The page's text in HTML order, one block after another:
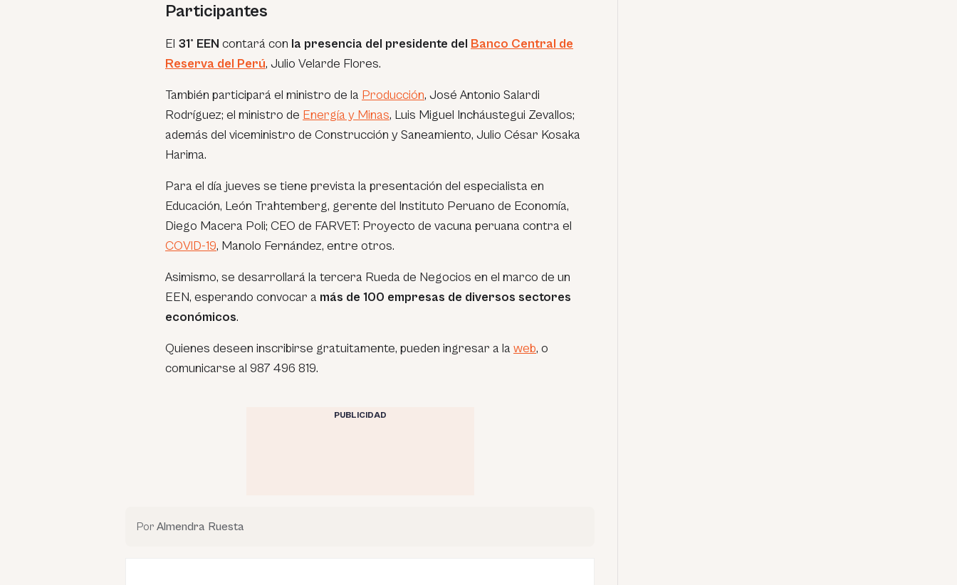
Participantes
El 31° EEN contará con la presencia del presidente del Banco Central de
Reserva del Perú, Julio Velarde Flores.
También participará el ministro de la Producción, José Antonio Salardi
Rodríguez; el ministro de Energía y Minas, Luis Miguel Incháustegui Zevallos;
además del viceministro de Construcción y Saneamiento, Julio César Kosaka
Harima.
Para el día jueves se tiene prevista la presentación del especialista en
Educación, León Trahtemberg, gerente del Instituto Peruano de Economía,
Diego Macera Poli; CEO de FARVET: Proyecto de vacuna peruana contra el
COVID-19, Manolo Fernández, entre otros.
Asimismo, se desarrollará la tercera Rueda de Negocios en el marco de un
EEN, esperando convocar a más de 100 empresas de diversos sectores
económicos.
Quienes deseen inscribirse gratuitamente, pueden ingresar a la web, o
comunicarse al 987 496 819.
PUBLICIDAD
Por Almendra Ruesta